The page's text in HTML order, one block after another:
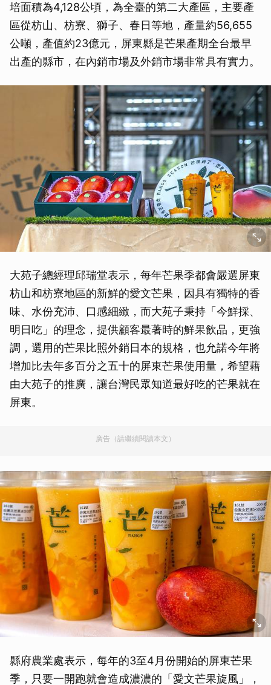
培面積為4,128公頃，為全臺的第二大產區，主要產
區從枋山、枋寮、獅子、春日等地，產量約56,655
公噸，產值約23億元，屏東縣是芒果產期全台最早
出產的縣市，在內銷市場及外銷市場非常具有實力。
大苑子總經理邱瑞堂表示，每年芒果季都會嚴選屏東
枋山和枋寮地區的新鮮的愛文芒果，因具有獨特的香
味、水份充沛、口感細緻，而大苑子秉持「今鮮採、
明日吃」的理念，提供顧客最著時的鮮果飲品，更強
調，選用的芒果比照外銷日本的規格，也允諾今年將
增加比去年多百分之五十的屏東芒果使用量，希望藉
由大苑子的推廣，讓台灣民眾知道最好吃的芒果就在
屏東。
廣告（請繼續閱讀本文）
縣府農業處表示，每年的3至4月份開始的屏東芒果
季，只要一開跑就會造成濃濃的「愛文芒果旋風」，